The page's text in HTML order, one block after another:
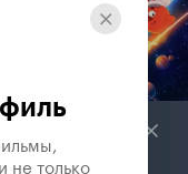
не только